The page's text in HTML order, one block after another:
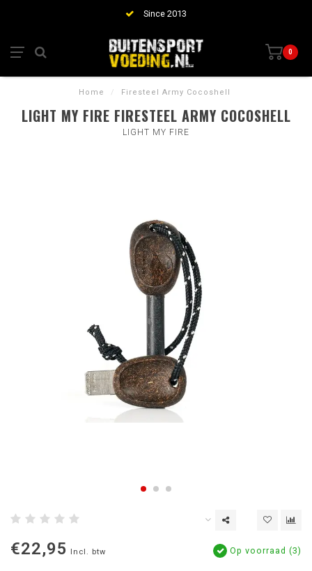
Since 2013
0
Home / Firesteel Army Cocoshell
LIGHT MY FIRE FIRESTEEL ARMY COCOSHELL
LIGHT MY FIRE
€22,95 Incl. btw Op voorraad (3)